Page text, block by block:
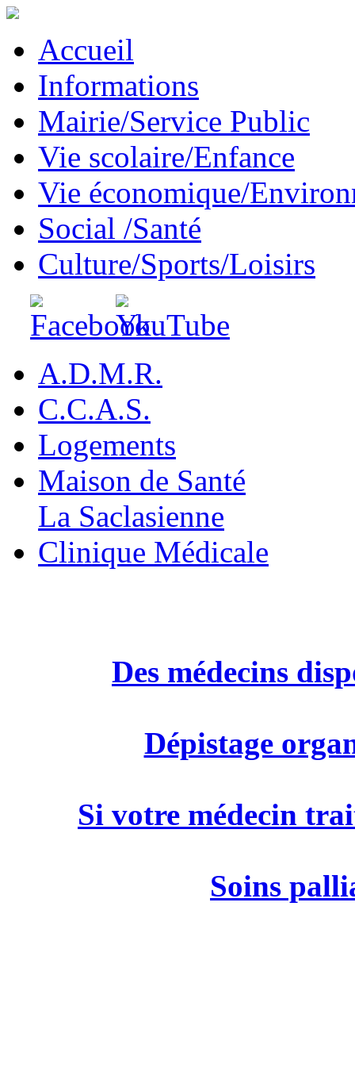
Accueil
Informations
Mairie/Service Public
Vie scolaire/Enfance
Vie économique/
Social /Santé
Culture/Sports/Loisirs
A.D.M.R.
C.C.A.S.
Logements
Maison de Santé
La Saclasienne
Clinique Médicale
Des médecins
Dépistage
Si votre médecin
Soins